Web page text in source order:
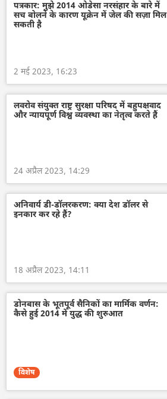
पत्रकार: मुझे 2014 ओडेसा नरसंहार के बारे में
सच बोलने के कारण यूक्रेन में जेल की सज़ा मिल
सकती है
2 मई 2023, 16:23
लवरोव संयुक्त राष्ट्र सुरक्षा परिषद में बहुपक्षवाद
और न्यायपूर्ण विश्व व्यवस्था का नेतृत्व करते हैं
24 अप्रैल 2023, 14:29
अनिवार्य डी-डॉलरकरण: क्या देश डॉलर से
इनकार कर रहे हैं?
18 अप्रैल 2023, 14:11
डोनबास के भूतपूर्व सैनिकों का मार्मिक वर्णन:
कैसे हुई 2014 में युद्ध की शुरुआत
विशेष